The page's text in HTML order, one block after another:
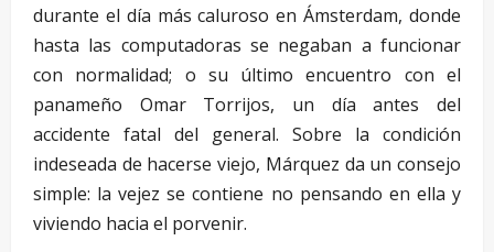
durante el día más caluroso en Ámsterdam, donde
hasta las computadoras se negaban a funcionar
con normalidad; o su último encuentro con el
panameño Omar Torrijos, un día antes del
accidente fatal del general. Sobre la condición
indeseada de hacerse viejo, Márquez da un consejo
simple: la vejez se contiene no pensando en ella y
viviendo hacia el porvenir.